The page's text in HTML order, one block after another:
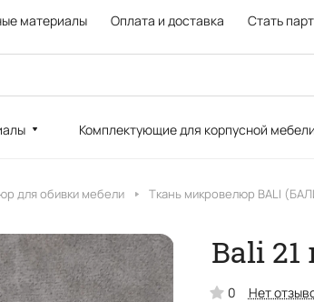
материалы Оплата и доставка Стать
Комплектующие для корпусной мебели
для обивки мебели Ткань микровелюр BALI
Bali
0 Нет